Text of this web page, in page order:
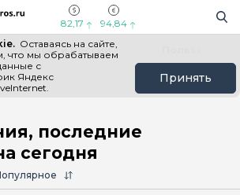
"ГазетаНоворос.ру"
82,17 94,84
Оставаясь на сайте,
что мы обрабатываем
с
Яндекс
Принять
Новости России
последние
сегодня